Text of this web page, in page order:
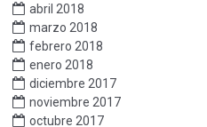
abril 2018
marzo 2018
febrero 2018
enero 2018
diciembre 2017
noviembre 2017
octubre 2017